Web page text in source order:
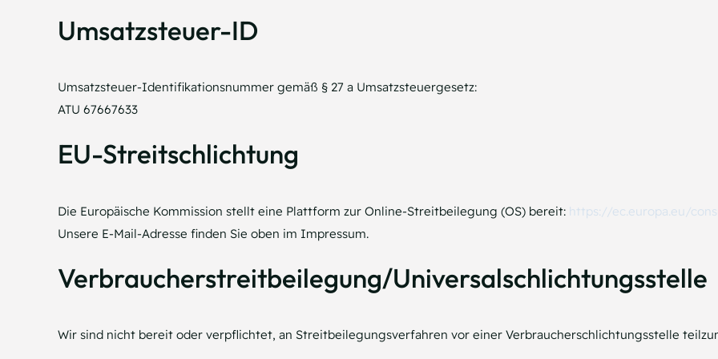
Umsatzsteuer-ID
Umsatzsteuer-Identifikationsnummer gemäß § 27 a Umsatzsteuergesetz:
ATU 67667633
EU-Streitschlichtung
Die Europäische Kommission stellt eine Plattform zur Online-Streitbeilegung (OS) bereit: https://ec.europa.eu/
Unsere E-Mail-Adresse finden Sie oben im Impressum.
Verbraucher­streit­beilegung/Universal­schlichtungs­stelle
Wir sind nicht bereit oder verpflichtet, an Streitbeilegungsverfahren vor einer Verbraucherschlichtungsstelle